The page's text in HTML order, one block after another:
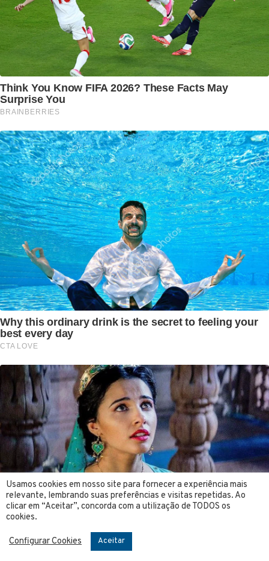
Usamos cookies em nosso site para fornecer a experiência mais
relevante, lembrando suas preferências e visitas repetidas. Ao
clicar em “Aceitar”, concorda com a utilização de TODOS os
cookies.
Configurar Cookies Aceitar